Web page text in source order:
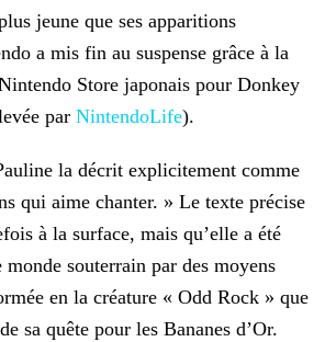
jeune que ses apparitions
a mis fin au suspense grâce à la
Store japonais pour Donkey
par NintendoLife).
la décrit explicitement comme
qui aime chanter. » Le texte précise
à la surface, mais qu’elle a été
monde souterrain par des moyens
en la créature « Odd Rock » que
sa quête pour les Bananes d’Or.